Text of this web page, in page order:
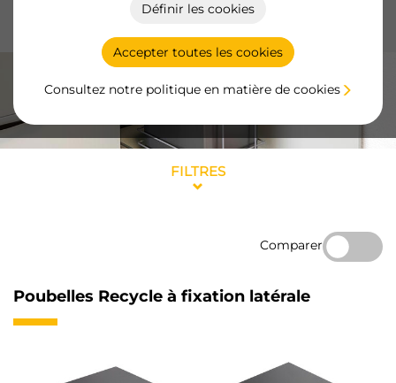
Définir les cookies
Accepter toutes les cookies
Consultez notre politique en matière de cookies
avec des options de fixation latérale, inférieure et de
FILTRES
Comparer
Poubelles Recycle à fixation latérale